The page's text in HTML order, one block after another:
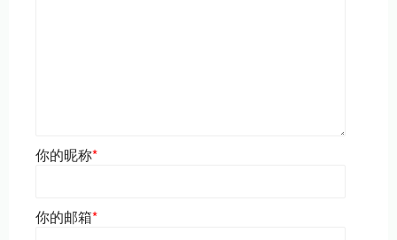
你的昵称*
你的邮箱*